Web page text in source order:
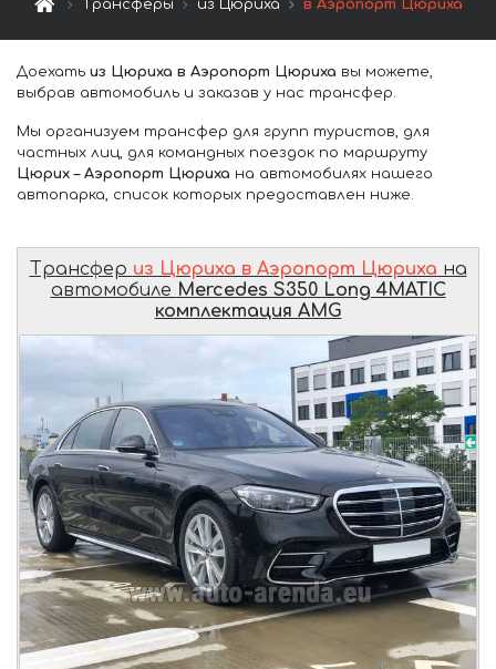
Трансферы из Цюриха в Аэропорт Цюриха
Доехать из Цюриха в Аэропорт Цюриха вы можете,
выбрав автомобиль и заказав у нас трансфер.
Мы организуем трансфер для групп туристов, для
частных лиц, для командных поездок по маршруту
Цюрих – Аэропорт Цюриха на автомобилях нашего
автопарка, список которых предоставлен ниже.
Трансфер из Цюриха в Аэропорт Цюриха на
автомобиле Mercedes S350 Long 4MATIC
комплектация AMG